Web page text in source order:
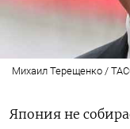
Михаил Терещенко /
Япония не